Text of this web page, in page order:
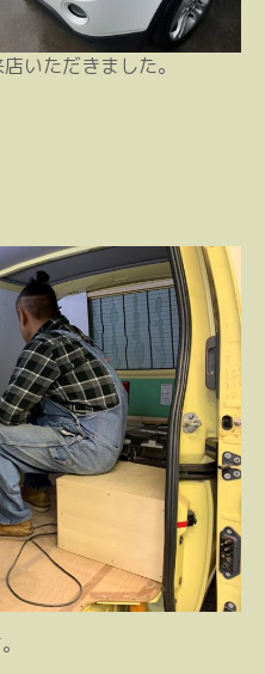
いただきました。